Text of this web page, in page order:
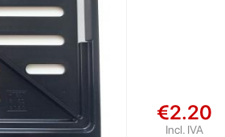
€2.20
Incl. IVA